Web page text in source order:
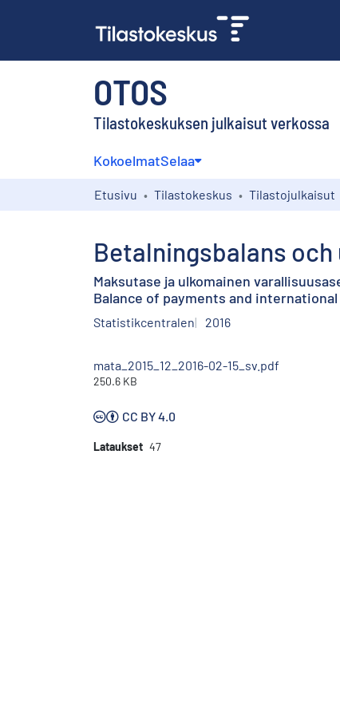
OTOS
Tilastokeskuksen julkaisut verkossa
KokoelmatSelaa
Etusivu Tilastokeskus Tilastojulkaisut
Betalningsbalans
Maksutase ja ulkomainen
Balance of payments and
Statistikcentralen 2016
mata_2015_12_2016-02-15_sv.pdf
250.6 KB
CC BY 4.0
Lataukset 47